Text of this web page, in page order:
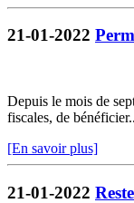
21-01-2022
Depuis le mois de
fiscales, de
[En savoir plus]
21-01-2022